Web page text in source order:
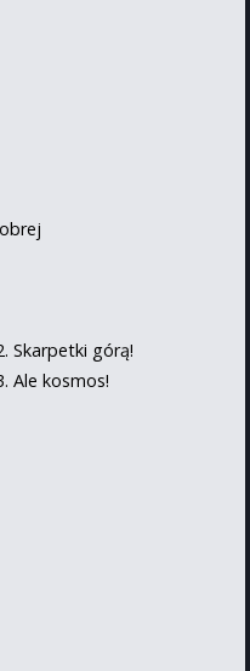
Skarpetki górą!
Ale kosmos!